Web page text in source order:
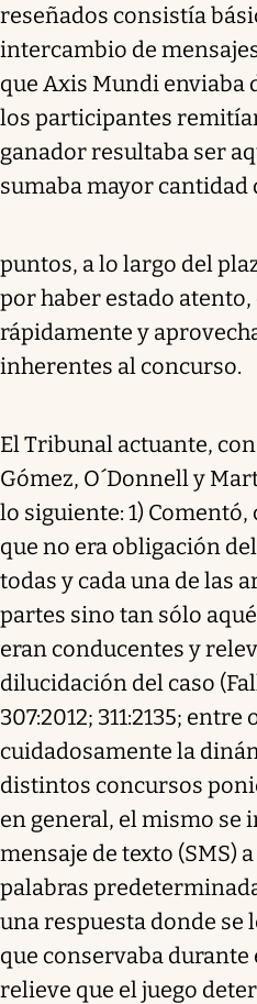
reseñados consistía
intercambio de
que Axis Mundi enviaba
los participantes
ganador resultaba ser
sumaba mayor cantidad
puntos, a lo largo del
por haber estado
rápidamente y
inherentes al concurso.
El Tribunal actuante,
Gómez, O´Donnell y
lo siguiente: 1)
que no era obligación
todas y cada una de las
partes sino tan sólo
eran conducentes y
dilucidación del caso
307:2012; 311:2135;
cuidadosamente la
distintos concursos
en general, el mismo se
mensaje de texto (SMS)
palabras
una respuesta donde se
que conservaba durante
relieve que el juego